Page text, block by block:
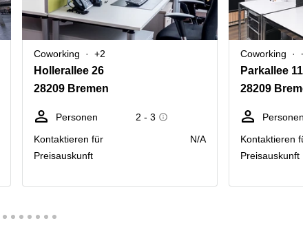
Coworking +2
Hollerallee 26
28209 Bremen
Personen
2 - 3
Kontaktieren für
Preisauskunft
N/A
Coworking
Parkallee
28209
Personen
Kontaktieren
Preisauskunft